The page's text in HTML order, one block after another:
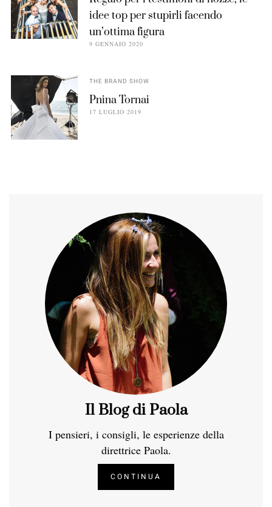
idee top per stupirli facendo
un’ottima figura
9 GENNAIO 2020
THE BRAND SHOW
Pnina Tornai
17 LUGLIO 2019
Il Blog di Paola
I pensieri, i consigli, le esperienze della
direttrice Paola.
CONTINUA